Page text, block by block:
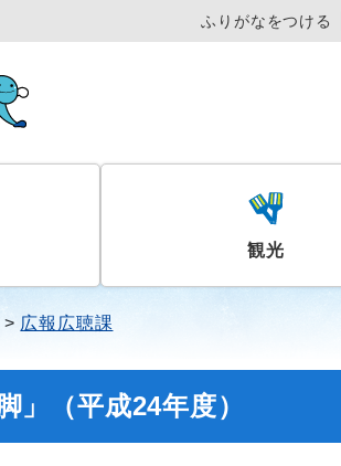
ふりがなをつける
観光
広報広聴課
」（平成24年度）